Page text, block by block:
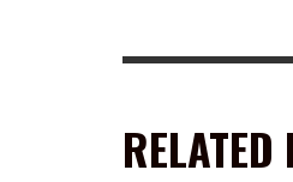
RELATED